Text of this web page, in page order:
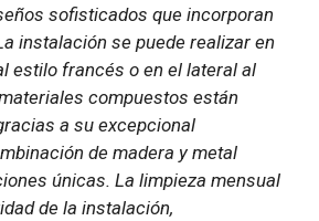
sofisticados que incorporan
instalación se puede realizar en
estilo francés o en el lateral al
compuestos están
a su excepcional
de madera y metal
únicas. La limpieza mensual
de la instalación,